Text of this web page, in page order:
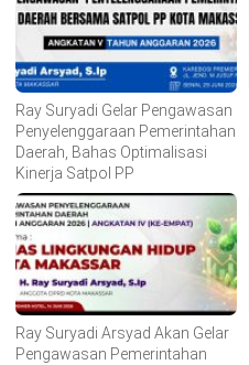
Ray Suryadi Gelar Pengawasan
Penyelenggaraan Pemerintahan
Daerah, Bahas Optimalisasi
Kinerja Satpol PP
Ray Suryadi Arsyad Akan Gelar
Pengawasan Pemerintahan